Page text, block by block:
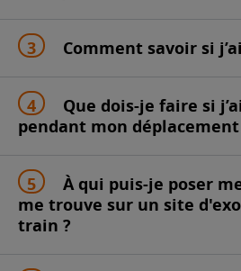
Comment savoir si
Que dois-je faire si
pendant mon déplacement
À qui puis-je poser
me trouve sur un site d'exo
train ?